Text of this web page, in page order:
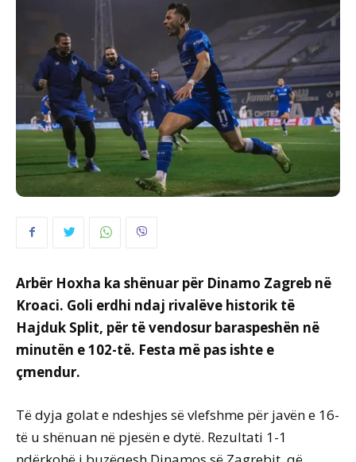
Arbër Hoxha ka shënuar për Dinamo Zagreb në
Kroaci. Goli erdhi ndaj rivalëve historik të
Hajduk Split, për të vendosur baraspeshën në
minutën e 102-të. Festa më pas ishte e
çmendur.
Të dyja golat e ndeshjes së vlefshme për javën e 16-
të u shënuan në pjesën e dytë. Rezultati 1-1